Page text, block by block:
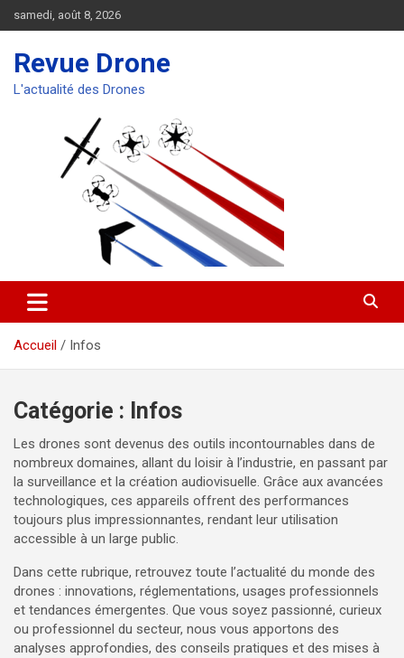
au
samedi, août 8, 2026
Revue Drone
L'actualité des Drones
Accueil Infos
Catégorie : Infos
Les drones sont devenus des outils incontournables dans de
nombreux domaines, allant du loisir à l’industrie, en passant par
la surveillance et la création audiovisuelle. Grâce aux avancées
technologiques, ces appareils offrent des performances
toujours plus impressionnantes, rendant leur utilisation
accessible à un large public.
Dans cette rubrique, retrouvez toute l’actualité du monde des
drones : innovations, réglementations, usages professionnels
et tendances émergentes. Que vous soyez passionné, curieux
ou professionnel du secteur, nous vous apportons des
analyses approfondies, des conseils pratiques et des mises à